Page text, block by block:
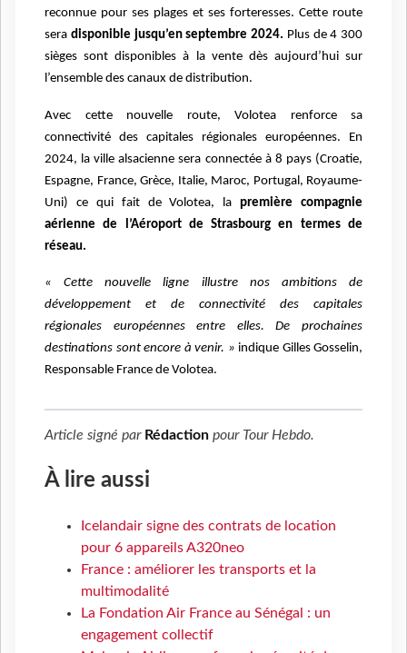
reconnue pour ses plages et ses forteresses. Cette route
sera disponible jusqu’en septembre 2024. Plus de 4 300
sièges sont disponibles à la vente dès aujourd’hui sur
l’ensemble des canaux de distribution.
Avec cette nouvelle route, Volotea renforce sa
connectivité des capitales régionales européennes. En
2024, la ville alsacienne sera connectée à 8 pays (Croatie,
Espagne, France, Grèce, Italie, Maroc, Portugal, Royaume-
Uni) ce qui fait de Volotea, lapremière compagnie
aérienne de l’Aéroport de Strasbourg en termes de
réseau.
« Cette nouvelle ligne illustre nos ambitions de
développement et de connectivité des capitales
régionales européennes entre elles. De prochaines
destinations sont encore à venir. » indique Gilles Gosselin,
Responsable France de Volotea.
Article signé par Rédaction pour Tour Hebdo.
À lire aussi
Icelandair signe des contrats de location
pour 6 appareils A320neo
France : améliorer les transports et la
multimodalité
La Fondation Air France au Sénégal : un
engagement collectif